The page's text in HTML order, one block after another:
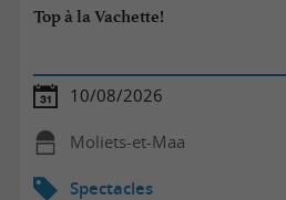
Top à la Vachette!
10/08/2026
Moliets-et-Maa
Spectacles